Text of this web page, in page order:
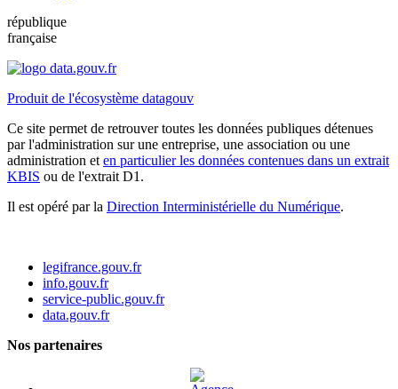
république
française
Produit de l'écosystème datagouv
Ce site permet de retrouver toutes les données publiques détenues
par l'administration sur une entreprise, une association ou une
administration et en particulier les données contenues dans un extrait
KBIS ou de l'extrait D1.
Il est opéré par la Direction Interministérielle du Numérique.
legifrance.gouv.fr
info.gouv.fr
service-public.gouv.fr
data.gouv.fr
Nos partenaires